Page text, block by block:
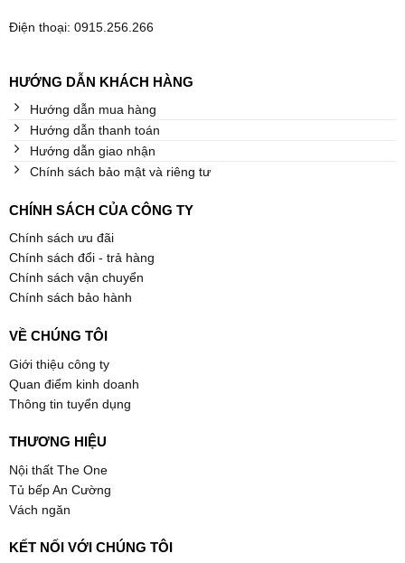
Điện thoại: 0915.256.266
HƯỚNG DẪN KHÁCH HÀNG
Hướng dẫn mua hàng
Hướng dẫn thanh toán
Hướng dẫn giao nhận
Chính sách bảo mật và riêng tư
CHÍNH SÁCH CỦA CÔNG TY
Chính sách ưu đãi
Chính sách đổi - trả hàng
Chính sách vận chuyển
Chính sách bảo hành
VỀ CHÚNG TÔI
Giới thiệu công ty
Quan điểm kinh doanh
Thông tin tuyển dụng
THƯƠNG HIỆU
Nội thất The One
Tủ bếp An Cường
Vách ngăn
KẾT NỐI VỚI CHÚNG TÔI